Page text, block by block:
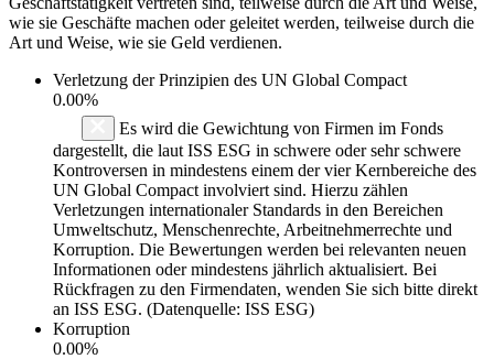
wie sie Geschäfte machen oder geleitet werden, teilweise durch die
Art und Weise, wie sie Geld verdienen.
Verletzung der Prinzipien des UN Global Compact
0.00%
Es wird die Gewichtung von Firmen im Fonds
dargestellt, die laut ISS ESG in schwere oder sehr schwere
Kontroversen in mindestens einem der vier Kernbereiche des
UN Global Compact involviert sind. Hierzu zählen
Verletzungen internationaler Standards in den Bereichen
Umweltschutz, Menschenrechte, Arbeitnehmerrechte und
Korruption. Die Bewertungen werden bei relevanten neuen
Informationen oder mindestens jährlich aktualisiert. Bei
Rückfragen zu den Firmendaten, wenden Sie sich bitte direkt
an ISS ESG. (Datenquelle: ISS ESG)
Korruption
0.00%